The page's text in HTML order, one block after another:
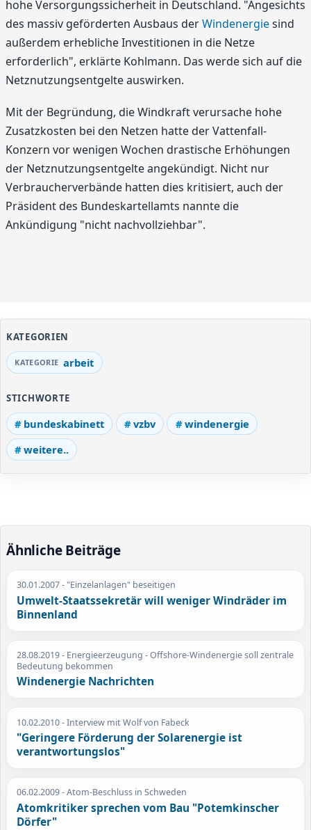
hohe Versorgungssicherheit in Deutschland. "Angesichts
des massiv geförderten Ausbaus derWindenergiesind
außerdem erhebliche Investitionen in die Netze
erforderlich", erklärte Kohlmann. Das werde sich auf die
Netznutzungsentgelte auswirken.
Mit der Begründung, die Windkraft verursache hohe
Zusatzkosten bei den Netzen hatte der Vattenfall-
Konzern vor wenigen Wochen drastische Erhöhungen
der Netznutzungsentgelte angekündigt. Nicht nur
Verbraucherverbände hatten dies kritisiert, auch der
Präsident des Bundeskartellamts nannte die
Ankündigung "nicht nachvollziehbar".
KATEGORIEN
arbeit
STICHWORTE
bundeskabinett vzbv
windenergie
weitere..
Ähnliche Beiträge
30.01.2007- "Einzelanlagen" beseitigen
Umwelt-Staatssekretär will weniger Windräder im
Binnenland
28.08.2019- Energieerzeugung - Offshore-Windenergie soll zentrale
Bedeutung bekommen
Windenergie Nachrichten
10.02.2010- Interview mit Wolf von Fabeck
"Geringere Förderung der Solarenergie ist
verantwortungslos"
06.02.2009- Atom-Beschluss in Schweden
Atomkritiker sprechen vom Bau "Potemkinscher
Dörfer"